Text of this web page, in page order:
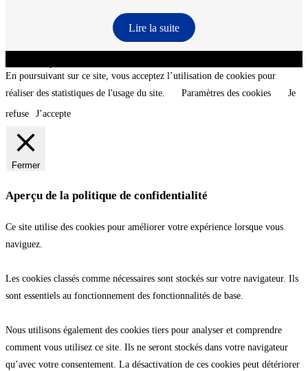
Lire la suite
En poursuivant sur ce site, vous acceptez l’utilisation de cookies pour
réaliser des statistiques de l'usage du site.
Paramètres des cookies
Je
refuse
J’accepte
Fermer
Aperçu de la politique de confidentialité
Ce site utilise des cookies pour améliorer votre expérience lorsque vous
naviguez.
Les cookies classés comme nécessaires sont stockés sur votre navigateur. Ils
sont essentiels au fonctionnement des fonctionnalités de base.
Nous utilisons également des cookies tiers pour analyser et comprendre
comment vous utilisez ce site. Ils ne seront stockés dans votre navigateur
qu’avec votre consentement. La désactivation de ces cookies peut détériorer